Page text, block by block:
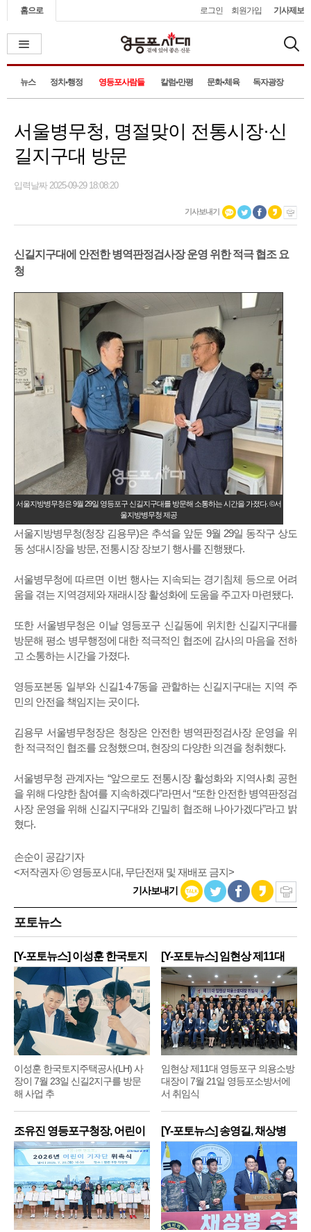
홈으로 로그인 회원가입 기사제보
뉴스 정치•행정 영등포사람들 칼럼•만평 문화•체육 독자광장
서울병무청, 명절맞이 전통시장·신
길지구대 방문
입력날짜 2025-09-29 18:08:20
기사보내기
신길지구대에 안전한 병역판정검사장 운영 위한 적극 협조 요
청
서울지방병무청은 9월 29일 영등포구 신길지구대를 방문해 소통하는 시간을 가졌다. ©서
울지방병무청 제공
서울지방병무청(청장 김용무)은 추석을 앞둔 9월 29일 동작구 상도
동 성대시장을 방문, 전통시장 장보기 행사를 진행됐다.
서울병무청에 따르면 이번 행사는 지속되는 경기침체 등으로 어려
움을 겪는 지역경제와 재래시장 활성화에 도움을 주고자 마련됐다.
또한 서울병무청은 이날 영등포구 신길동에 위치한 신길지구대를
방문해 평소 병무행정에 대한 적극적인 협조에 감사의 마음을 전하
고 소통하는 시간을 가졌다.
영등포본동 일부와 신길1·4·7동을 관할하는 신길지구대는 지역 주
민의 안전을 책임지는 곳이다.
김용무 서울병무청장은 청장은 안전한 병역판정검사장 운영을 위
한 적극적인 협조를 요청했으며, 현장의 다양한 의견을 청취했다.
서울병무청 관계자는 “앞으로도 전통시장 활성화와 지역사회 공헌
을 위해 다양한 참여를 지속하겠다”라면서 “또한 안전한 병역판정검
사장 운영을 위해 신길지구대와 긴밀히 협조해 나아가겠다”라고 밝
혔다.
손순이 공감기자
<저작권자 ⓒ 영등포시대, 무단전재 및 재배포 금지>
기사보내기
포토뉴스
[Y-포토뉴스] 이성훈 한국토지
주
이성훈 한국토지주택공사(LH) 사
장이 7월 23일 신길2지구를 방문
해 사업 추
[Y-포토뉴스] 임현상 제11대
영
임현상 제11대 영등포구 의용소방
대장이 7월 21일 영등포소방서에
서 취임식
조유진 영등포구청장, 어린이
기
[Y-포토뉴스] 송영길, 채상병
순